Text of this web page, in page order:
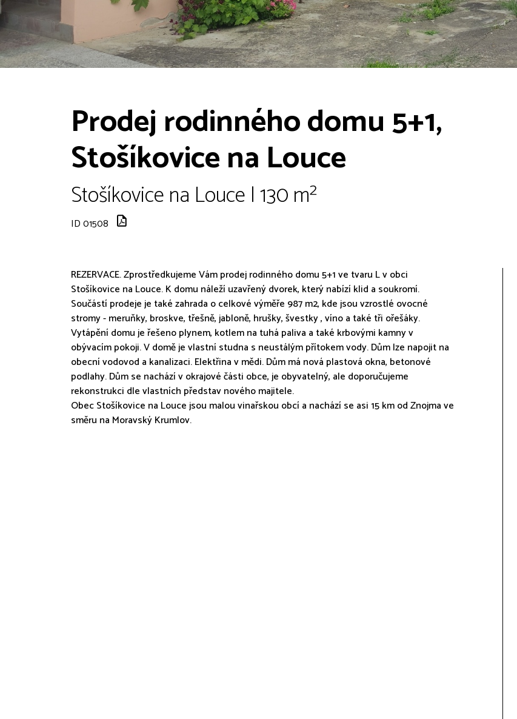
Prodej rodinného domu 5+1,
Stošíkovice na Louce
Stošíkovice na Louce | 130 m²
ID 01508
REZERVACE. Zprostředkujeme Vám prodej rodinného domu 5+1 ve tvaru L v obci
Stošíkovice na Louce. K domu náleží uzavřený dvorek, který nabízí klid a soukromí.
Součástí prodeje je také zahrada o celkové výměře 987 m2, kde jsou vzrostlé ovocné
stromy - meruňky, broskve, třešně, jabloně, hrušky, švestky , víno a také tři ořešáky.
Vytápění domu je řešeno plynem, kotlem na tuhá paliva a také krbovými kamny v
obývacím pokoji. V domě je vlastní studna s neustálým přítokem vody. Dům lze napojit na
obecní vodovod a kanalizaci. Elektřina v mědi. Dům má nová plastová okna, betonové
podlahy. Dům se nachází v okrajové části obce, je obyvatelný, ale doporučujeme
rekonstrukci dle vlastních představ nového majitele.
Obec Stošíkovice na Louce jsou malou vinařskou obcí a nachází se asi 15 km od Znojma ve
směru na Moravský Krumlov.